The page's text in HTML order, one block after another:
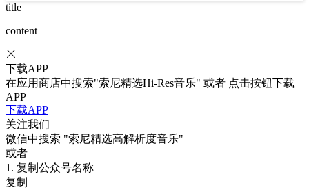
title
content
下载APP
在应用商店中搜索"索尼精选Hi-Res音乐" 或者 点击按钮下载
APP
下载APP
关注我们
微信中搜索 "索尼精选高解析度音乐"
或者
1. 复制公众号名称
复制